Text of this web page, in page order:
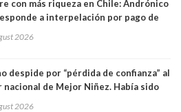
con más riqueza en Chile: Andrónico
a interpelación por pago de
muera”
2026
despide por “pérdida de confianza” al
de Mejor Niñez. Había sido
2026